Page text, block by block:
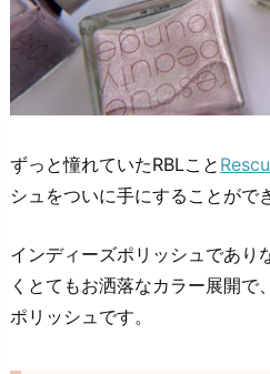
ずっと憧れていたRBLこと
シュをついに手にすることがで
インディーズポリッシュであり
くとてもお洒落なカラー展開で
ポリッシュです。